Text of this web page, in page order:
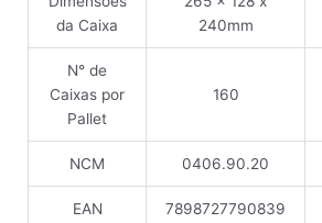
da Caixa
240mm
N° de
Caixas por
Pallet
160
NCM 0406.90.20
EAN 7898727790839